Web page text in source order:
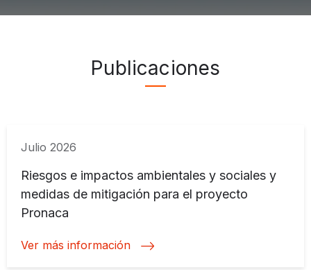
Publicaciones
Julio 2026
Riesgos e impactos ambientales y sociales y
medidas de mitigación para el proyecto
Pronaca
Ver más información